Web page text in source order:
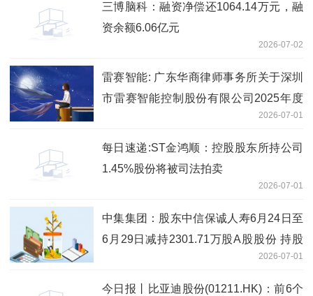
三博脑科：融资净偿还1064.14万元，融
资余额6.06亿元
2026-07-02
雷赛智能: 广东华商律师事务所关于深圳
市雷赛智能控制股份有限公司2025年度
向特定对象发行A股股票的补充法律意见
书（一） 即时
2026-07-01
每日速递:ST金鸿顺：控股股东所持公司
1.45%股份将被司法拍卖
2026-07-01
中集集团：股东中信保诚人寿6月24日至
6月29日减持2301.71万股A股股份 持股
2026-07-01
今日报丨比亚迪股份(01211.HK)：前6个